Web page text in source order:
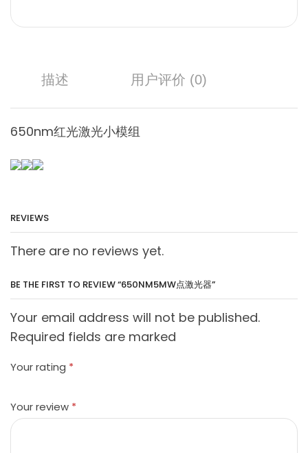
描述 用户评价 (0)
650nm红光激光小模组
REVIEWS
There are no reviews yet.
BE THE FIRST TO REVIEW “650NM5MW点激光器”
Your email address will not be published.
Required fields are marked
Your rating *
Your review *